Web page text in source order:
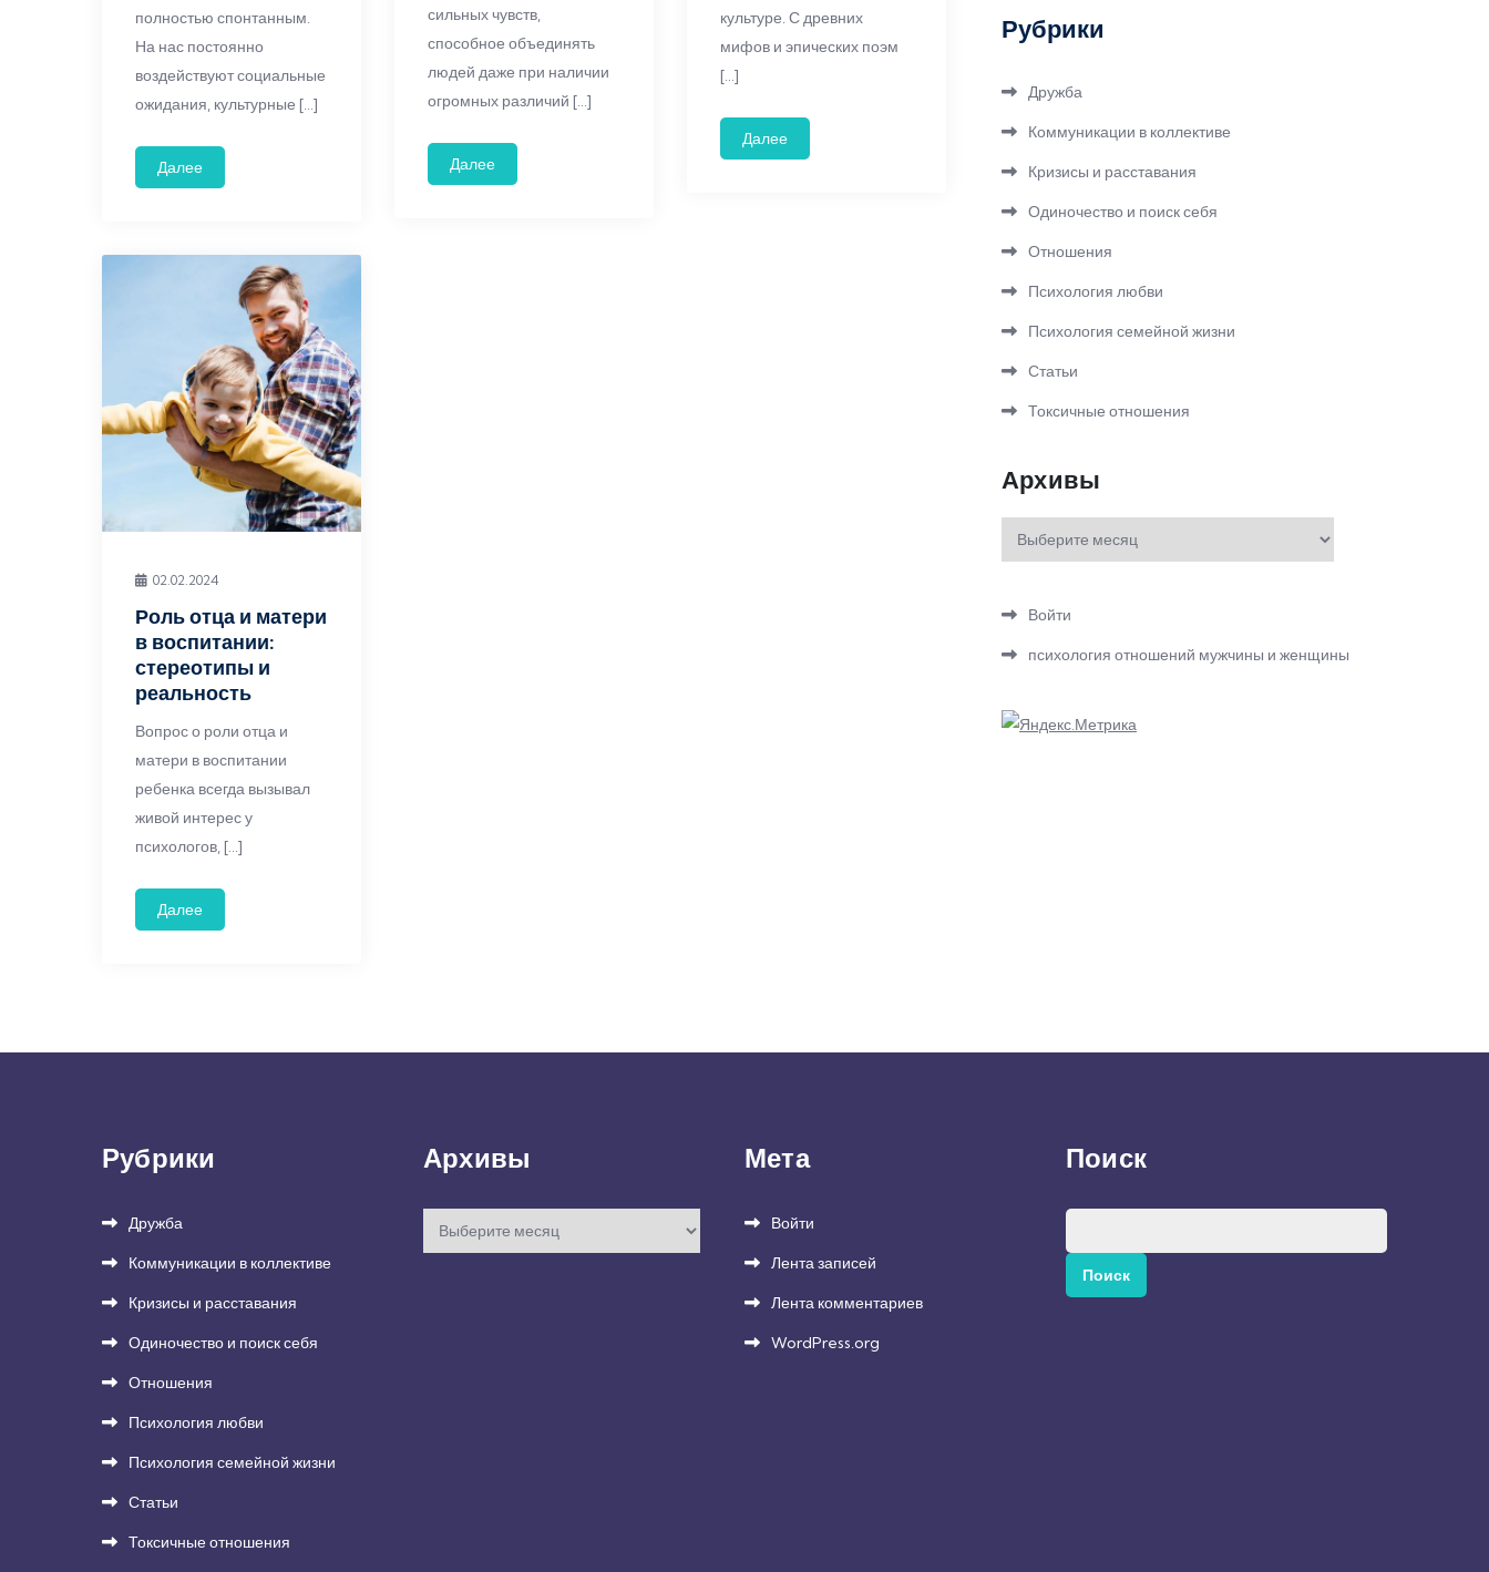
полностью спонтанным.
На нас постоянно
воздействуют социальные
ожидания, культурные […]
Далее
сильных чувств,
способное объединять
людей даже при наличии
огромных различий […]
Далее
культуре. С древних
мифов и эпических поэм
[…]
Далее
02.02.2024
Роль отца и матери
в воспитании:
стереотипы и
реальность
Вопрос о роли отца и
матери в воспитании
ребенка всегда вызывал
живой интерес у
психологов, […]
Далее
Рубрики
Дружба
Коммуникации в коллективе
Кризисы и расставания
Одиночество и поиск себя
Отношения
Психология любви
Психология семейной жизни
Статьи
Токсичные отношения
Архивы
Архивы
Войти
психология отношений мужчины и женщины
Рубрики
Дружба
Коммуникации в коллективе
Кризисы и расставания
Одиночество и поиск себя
Отношения
Психология любви
Психология семейной жизни
Статьи
Токсичные отношения
Архивы
Архивы
Мета
Войти
Лента записей
Лента комментариев
WordPress.org
Поиск